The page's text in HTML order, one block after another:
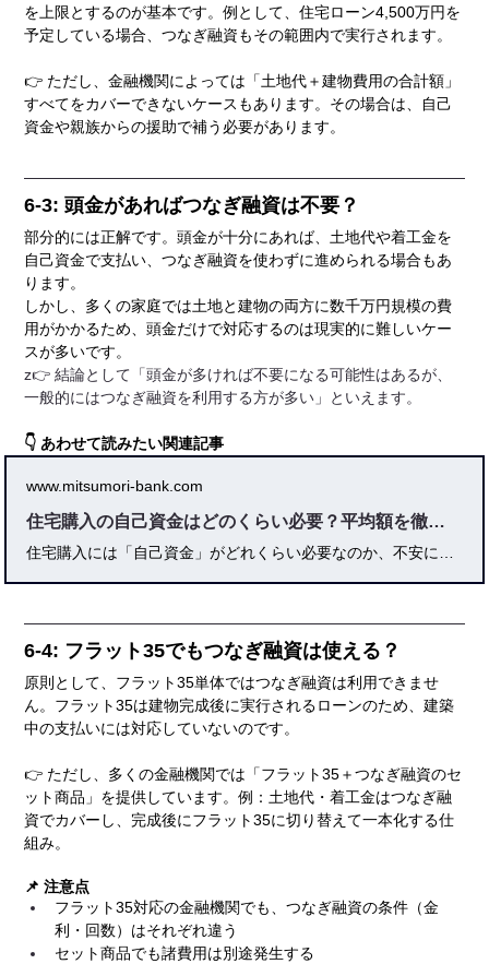
を上限とするのが基本です。例として、住宅ローン4,500万円を
予定している場合、つなぎ融資もその範囲内で実行されます。
👉 ただし、金融機関によっては「土地代＋建物費用の合計額」
すべてをカバーできないケースもあります。その場合は、自己
資金や親族からの援助で補う必要があります。
6-3: 頭金があればつなぎ融資は不要？
部分的には正解です。頭金が十分にあれば、土地代や着工金を
自己資金で支払い、つなぎ融資を使わずに進められる場合もあ
ります。
しかし、多くの家庭では土地と建物の両方に数千万円規模の費
用がかかるため、頭金だけで対応するのは現実的に難しいケー
スが多いです。
z👉 結論として「頭金が多ければ不要になる可能性はあるが、
一般的にはつなぎ融資を利用する方が多い」といえます。
👇 あわせて読みたい関連記事
www.mitsumori-bank.com
住宅購入の自己資金はどのくらい必要？平均額を徹底解説
6-4: フラット35でもつなぎ融資は使える？
原則として、フラット35単体ではつなぎ融資は利用できませ
ん。フラット35は建物完成後に実行されるローンのため、建築
中の支払いには対応していないのです。
👉 ただし、多くの金融機関では「フラット35＋つなぎ融資のセ
ット商品」を提供しています。例：土地代・着工金はつなぎ融
資でカバーし、完成後にフラット35に切り替えて一本化する仕
組み。
📌 注意点
フラット35対応の金融機関でも、つなぎ融資の条件（金
利・回数）はそれぞれ違う
セット商品でも諸費用は別途発生する